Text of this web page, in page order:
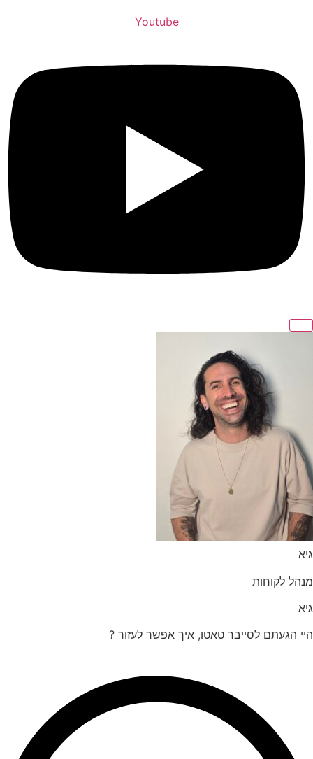
Youtube
לקוחות
הגעתם לסייבר טאטו, איך אפשר לעזור ?